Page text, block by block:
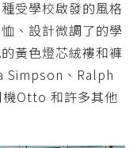
受學校啟發的風格
、設計微調了的學
黃色燈芯絨褸和褲
Simpson、Ralph
Otto 和許多其他